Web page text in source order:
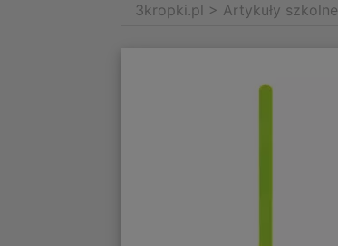
3kropki.pl > Artykuły szkolne